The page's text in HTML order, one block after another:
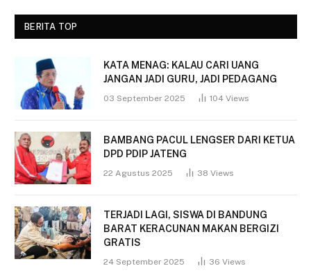
BERITA TOP
KATA MENAG: KALAU CARI UANG
JANGAN JADI GURU, JADI PEDAGANG
03 September 2025 104 Views
BAMBANG PACUL LENGSER DARI KETUA
DPD PDIP JATENG
22 Agustus 2025 38 Views
TERJADI LAGI, SISWA DI BANDUNG
BARAT KERACUNAN MAKAN BERGIZI
GRATIS
24 September 2025 36 Views